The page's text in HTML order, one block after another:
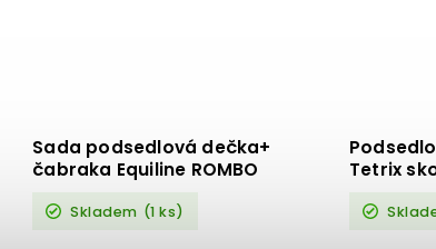
Sada podsedlová dečka+
čabraka Equiline ROMBO
Skladem (1 ks)
Tetrix